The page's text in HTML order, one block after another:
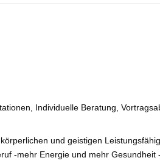
Individuelle Beratung,
und geistigen
-mehr Energie und mehr Gesundheit